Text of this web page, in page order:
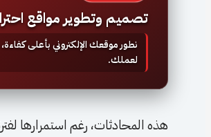
تصميم وتطوير مواقع
نطور موقعك الإلكتروني بأعلى
لعملك.
هذه المحادثات، رغم استمرارها